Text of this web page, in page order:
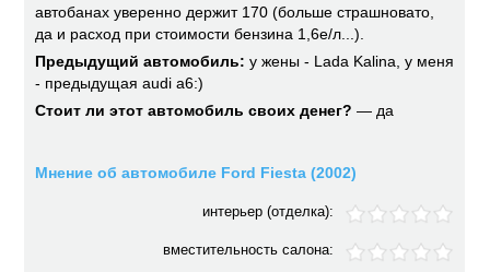
автобанах уверенно держит 170 (больше страшновато,
да и расход при стоимости бензина 1,6е/л...).
Предыдущий автомобиль: у жены - Lada Kalina, у меня
- предыдущая audi a6:)
Стоит ли этот автомобиль своих денег? — да
Мнение об автомобиле Ford Fiesta (2002)
интерьер (отделка):
вместительность салона: